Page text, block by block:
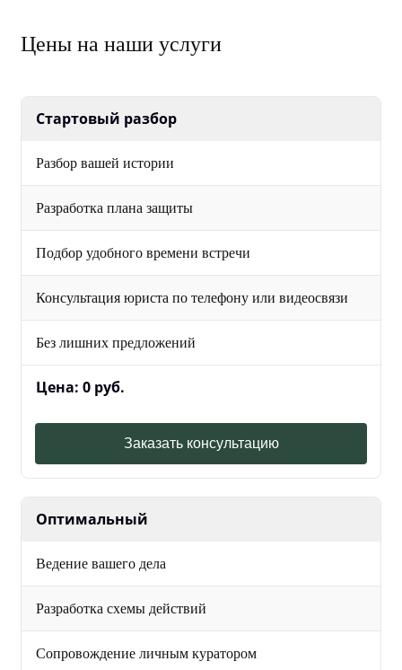
Цены на наши услуги
Стартовый разбор
Разбор вашей истории
Разработка плана защиты
Подбор удобного времени встречи
Консультация юриста по телефону или видеосвязи
Без лишних предложений
Цена: 0 руб.
Заказать консультацию
Оптимальный
Ведение вашего дела
Разработка схемы действий
Сопровождение личным куратором